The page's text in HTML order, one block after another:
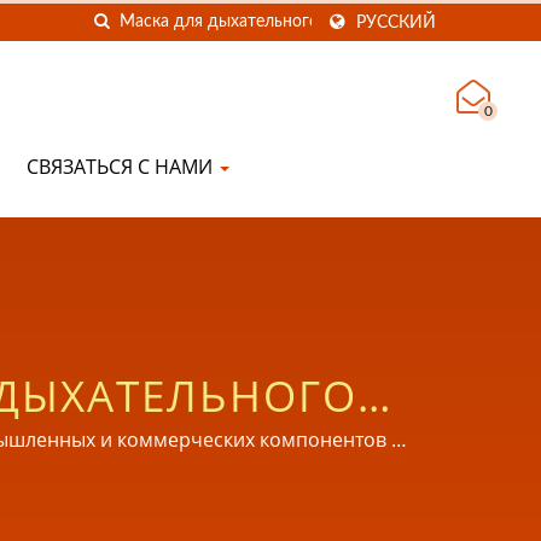
РУССКИЙ
СВЯЗАТЬСЯ С НАМИ
0
И
ДЛЯ МИРОВЫХ
и коммерческих компонентов и
по стандартам ISO 9001, ISO 13485,